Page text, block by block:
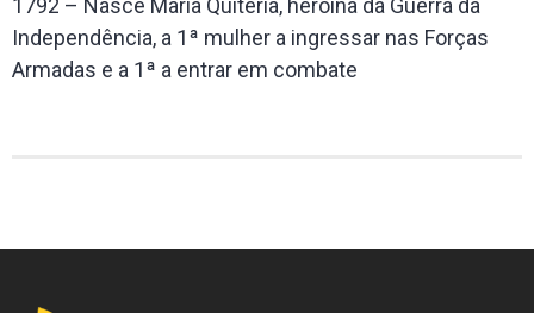
1792 – Nasce Maria Quitéria, heroína da Guerra da
Independência, a 1ª mulher a ingressar nas Forças
Armadas e a 1ª a entrar em combate